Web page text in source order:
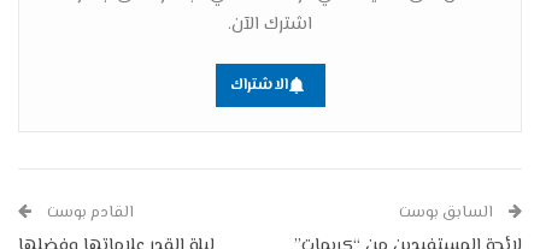
اشترك الآن.
الاشتراك
السابق بوست القادم بوست